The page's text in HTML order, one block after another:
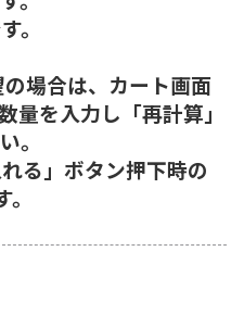
。
場合は、カート画面
量を入力し「再計算」
。
る」ボタン押下時の